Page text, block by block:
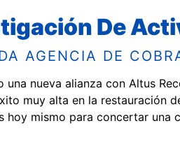
De
AGENCIA DE
nueva alianza con Altus
muy alta en la restauración
hoy mismo para concertar